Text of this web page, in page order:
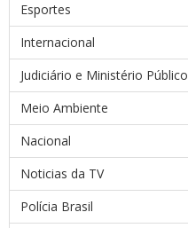
Esportes
Internacional
Judiciário e Ministério Público
Meio Ambiente
Nacional
Noticias da TV
Polícia Brasil